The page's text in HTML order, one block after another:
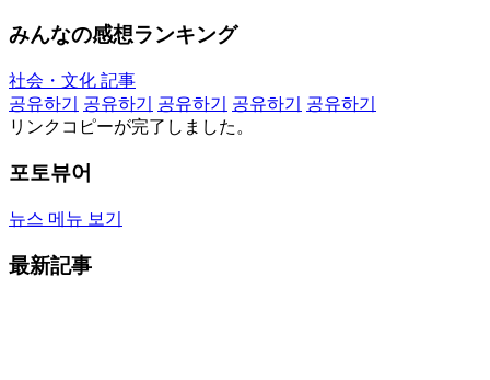
みんなの感想ランキング
社会・文化 記事
공유하기
공유하기 공유하기 공유하기
공유하기
リンクコピーが完了しました。
포토뷰어
뉴스 메뉴 보기
最新記事